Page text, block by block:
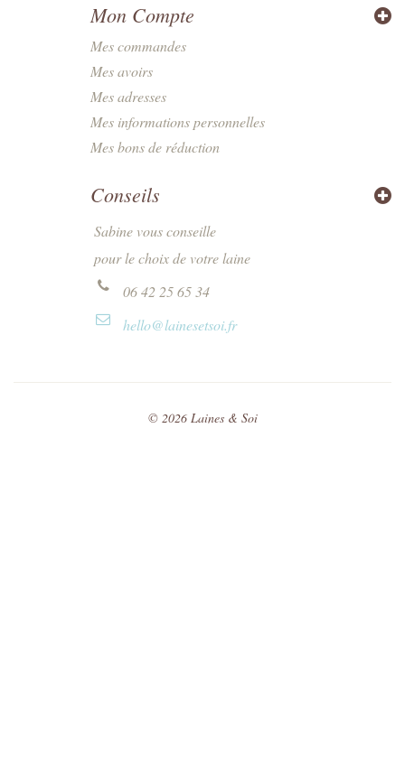
© 2026Laines & Soi
Mon Compte
Mes commandes
Mes avoirs
Mes adresses
Mes informations personnelles
Mes bons de réduction
Conseils
Sabine vous conseille
pour le choix de votre laine
06 42 25 65 34
hello@lainesetsoi.fr